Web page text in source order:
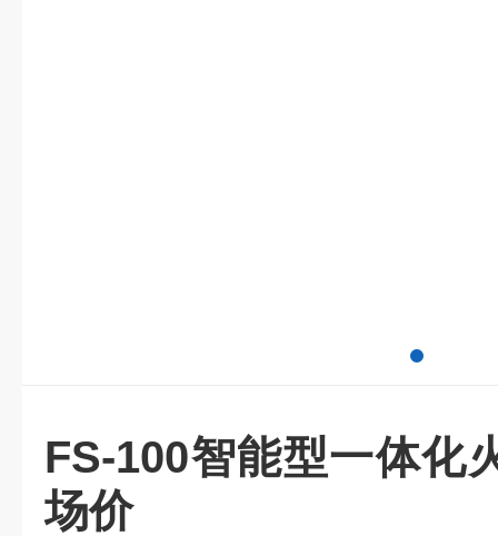
FS-100智能型一体化
场价